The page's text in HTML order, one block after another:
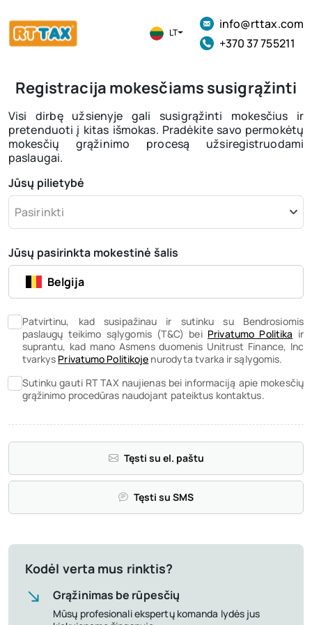
LT
info@rttax.com
+370 37 755211
Registracija mokesčiams susigrąžinti
Visi dirbę užsienyje gali susigrąžinti mokesčius ir
pretenduoti į kitas išmokas. Pradėkite savo permokėtų
mokesčių grąžinimo procesą užsiregistruodami
paslaugai.
Jūsų pilietybė
Pasirinkti
Jūsų pasirinkta mokestinė šalis
Belgija
Patvirtinu, kad susipažinau ir sutinku su Bendrosiomis
paslaugų teikimo sąlygomis (T&C) bei Privatumo Politika ir
suprantu, kad mano Asmens duomenis Unitrust Finance, Inc
tvarkys Privatumo Politikoje nurodyta tvarka ir sąlygomis.
Sutinku gauti RT TAX naujienas bei informaciją apie mokesčių
grąžinimo procedūras naudojant pateiktus kontaktus.
Tęsti su el. paštu
Tęsti su SMS
Kodėl verta mus rinktis?
Grąžinimas be rūpesčių
Mūsų profesionali ekspertų komanda lydės jus